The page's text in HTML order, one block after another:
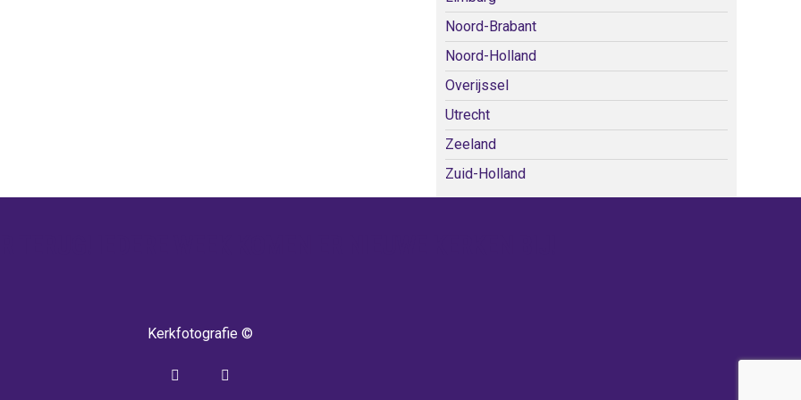
Noord-Brabant
Noord-Holland
Overijssel
Utrecht
Zeeland
Zuid-Holland
Kerkfotografie ©